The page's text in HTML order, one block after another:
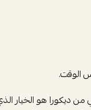
الوقت.
هو الخيار